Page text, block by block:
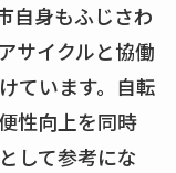
自身もふじさわ
サイクルと協働
ています。自転
性向上を同時
して参考にな